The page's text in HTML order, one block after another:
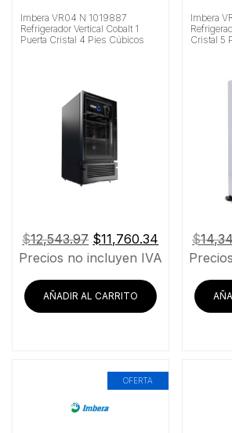
Imbera VR04 N 1019887
Refrigerador Vertical Cobalt 1
Puerta Cristal 4 Pies Cúbicos
$12,543.97 El
precio
original
era:
$12,543.97.
$11,760.34
precio
$11,760.34.
Precios no incluyen IVA
AÑADIR AL CARRITO
Imbera
Cristal 5
$
OFERTA